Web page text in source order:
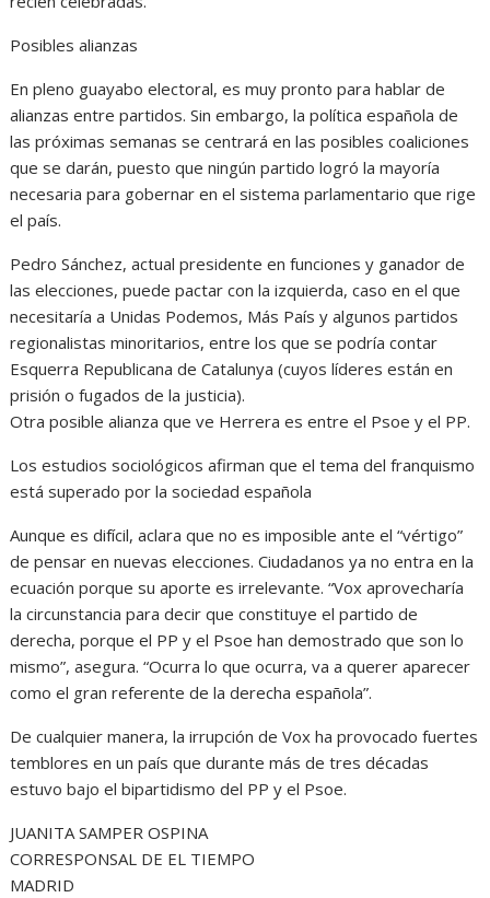
Posibles alianzas
En pleno guayabo electoral, es muy pronto para hablar de
alianzas entre partidos. Sin embargo, la política española de
las próximas semanas se centrará en las posibles coaliciones
que se darán, puesto que ningún partido logró la mayoría
necesaria para gobernar en el sistema parlamentario que rige
el país.
Pedro Sánchez, actual presidente en funciones y ganador de
las elecciones, puede pactar con la izquierda, caso en el que
necesitaría a Unidas Podemos, Más País y algunos partidos
regionalistas minoritarios, entre los que se podría contar
Esquerra Republicana de Catalunya (cuyos líderes están en
prisión o fugados de la justicia).
Otra posible alianza que ve Herrera es entre el Psoe y el PP.
Los estudios sociológicos afirman que el tema del franquismo
está superado por la sociedad española
Aunque es difícil, aclara que no es imposible ante el “vértigo”
de pensar en nuevas elecciones. Ciudadanos ya no entra en la
ecuación porque su aporte es irrelevante. “Vox aprovecharía
la circunstancia para decir que constituye el partido de
derecha, porque el PP y el Psoe han demostrado que son lo
mismo”, asegura. “Ocurra lo que ocurra, va a querer aparecer
como el gran referente de la derecha española”.
De cualquier manera, la irrupción de Vox ha provocado fuertes
temblores en un país que durante más de tres décadas
estuvo bajo el bipartidismo del PP y el Psoe.
JUANITA SAMPER OSPINA
CORRESPONSAL DE EL TIEMPO
MADRID